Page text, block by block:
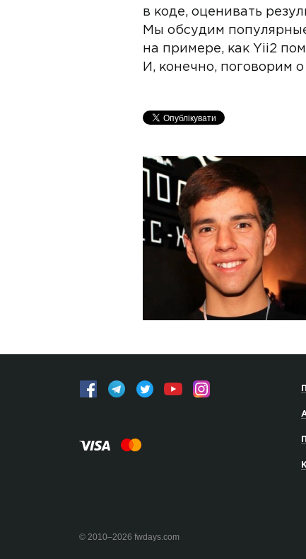
в коде, оценивать
Мы обсудим
на примере, как Yii2
И, конечно, поговорим
© 2010–2026 fwdays.com